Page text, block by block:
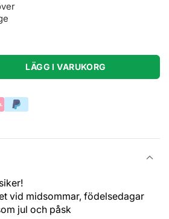
LÄGG I VARUKORG
vid midsommar, födelsedagar
jul och påsk